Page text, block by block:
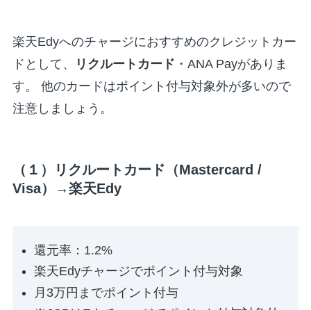
楽天Edyへのチャージにおすすめのクレジットカー
ドとして、
リクルートカード ・ANA Payがありま
す。 他のカードはポイント付与対象外が多いので
注意しましょう。
（１）リクルートカード（Mastercard /
Visa）→楽天Edy
還元率：1.2%
楽天Edyチャージでポイント付与対象
月3万円までポイント付与